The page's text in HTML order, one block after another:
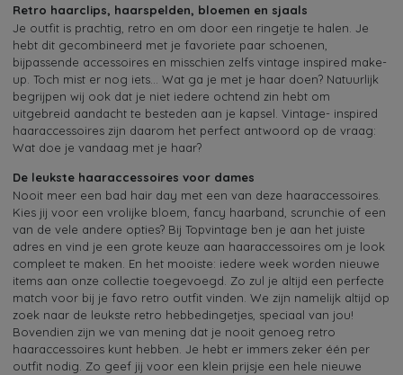
Retro haarclips, haarspelden, bloemen en sjaals
Je outfit is prachtig, retro en om door een ringetje te halen. Je
hebt dit gecombineerd met je favoriete paar schoenen,
bijpassende accessoires en misschien zelfs vintage inspired make-
up. Toch mist er nog iets… Wat ga je met je haar doen? Natuurlijk
begrijpen wij ook dat je niet iedere ochtend zin hebt om
uitgebreid aandacht te besteden aan je kapsel. Vintage- inspired
haaraccessoires zijn daarom het perfect antwoord op de vraag:
Wat doe je vandaag met je haar?
De leukste haaraccessoires voor dames
Nooit meer een bad hair day met een van deze haaraccessoires.
Kies jij voor een vrolijke bloem, fancy haarband, scrunchie of een
van de vele andere opties? Bij Topvintage ben je aan het juiste
adres en vind je een grote keuze aan haaraccessoires om je look
compleet te maken. En het mooiste: iedere week worden nieuwe
items aan onze collectie toegevoegd. Zo zul je altijd een perfecte
match voor bij je favo retro outfit vinden. We zijn namelijk altijd op
zoek naar de leukste retro hebbedingetjes, speciaal van jou!
Bovendien zijn we van mening dat je nooit genoeg retro
haaraccessoires kunt hebben. Je hebt er immers zeker één per
outfit nodig. Zo geef jij voor een klein prijsje een hele nieuwe